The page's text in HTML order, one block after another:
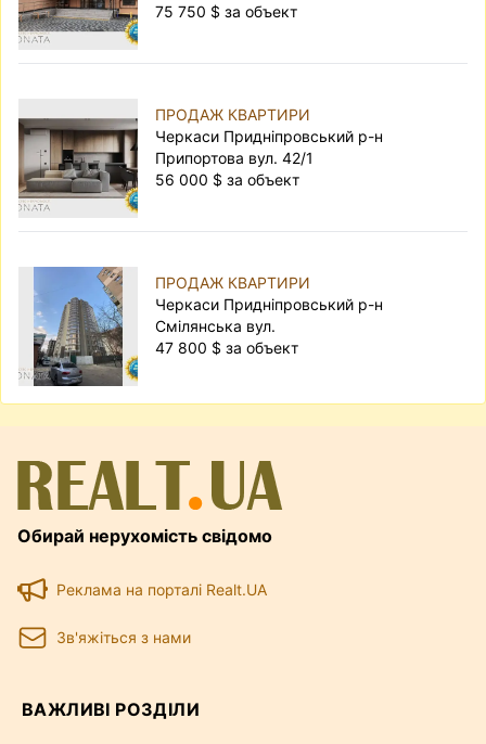
75 750 $ за объект
ПРОДАЖ КВАРТИРИ
Черкаси Придніпровський р-н
Припортова вул. 42/1
56 000 $ за объект
ПРОДАЖ КВАРТИРИ
Черкаси Придніпровський р-н
Смілянська вул.
47 800 $ за объект
Обирай нерухомість свідомо
Реклама на порталі Realt.UA
Зв'яжіться з нами
ВАЖЛИВІ РОЗДІЛИ